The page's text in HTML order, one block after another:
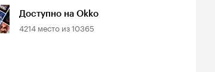
Доступно на Okko
4214 место из10365